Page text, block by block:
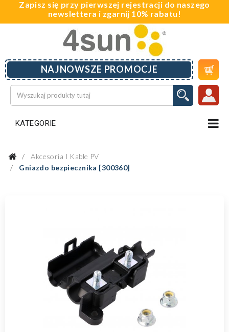
Zapisz się przy pierwszej rejestracji do naszego
newslettera i zgarnij 10% rabatu!
KATEGORIE
NAJNOWSZE PROMOCJE 
Akcesoria I Kable PV
Gniazdo bezpiecznika [300360]